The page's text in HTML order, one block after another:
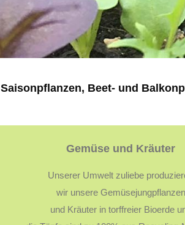
Saisonpflanzen, Beet- und
Gemüse und Kräuter
Unserer Umwelt zuliebe
wir unsere Gemüsejungpflanzen
und Kräuter in torffreier Bioerde